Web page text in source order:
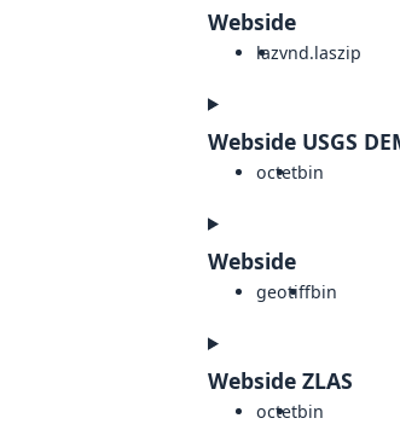
Webside
lazvnd.laszip
Webside USGS
octetbin
Webside
geotiffbin
Webside ZLAS
octetbin